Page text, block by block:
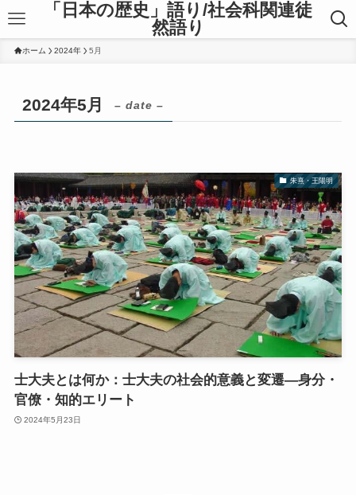
「日本の歴史」語り/社会科関連徒
然語り
ホーム 2024年 5月
2024年5月 – date –
朱熹・王陽明
士大夫とは何か：士大夫の社会的意義と変遷―身分・
官僚・知的エリート
2024年5月23日